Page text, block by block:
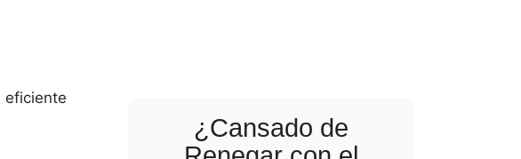
¿Cansado de